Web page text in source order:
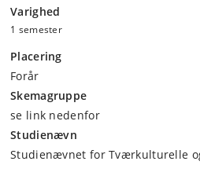
Varighed
1 semester
Placering
Forår
Skemagruppe
se link nedenfor
Studienævn
Studienævnet for Tværkulturelle